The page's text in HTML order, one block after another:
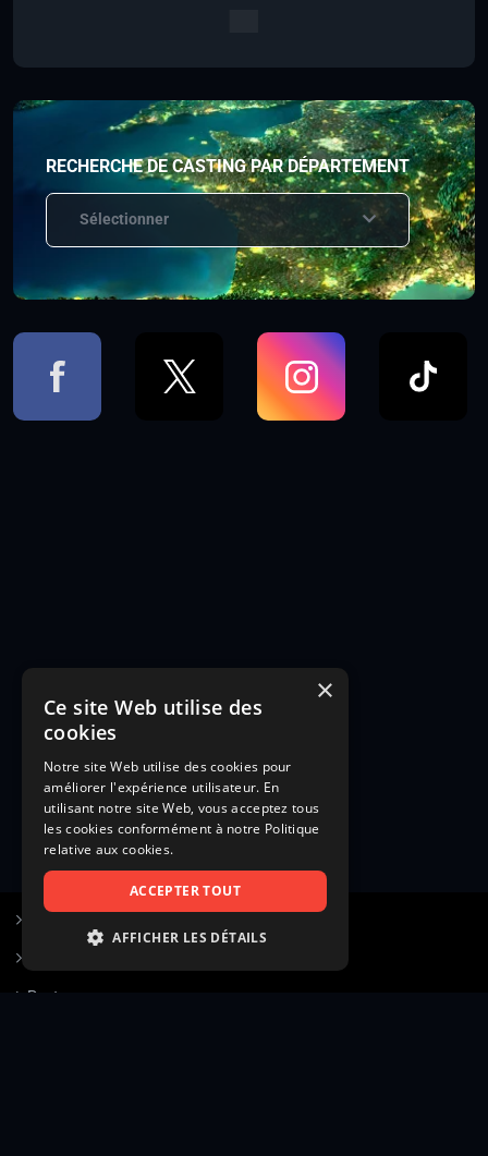
RECHERCHE DE CASTING PAR DÉPARTEMENT
Sélectionner
Poster une annonce
×
Ce site Web utilise des
cookies
Notre site Web utilise des cookies pour
améliorer l'expérience utilisateur. En
utilisant notre site Web, vous acceptez tous
les cookies conformément à notre Politique
relative aux cookies.
ACCEPTER TOUT
AFFICHER LES DÉTAILS